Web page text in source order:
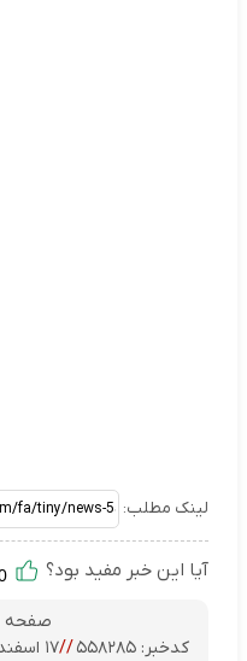
لینک مطلب:
آیا این خبر مفید بود؟
صفحه
کدخبر: ۵۵۸۲۸۵ //۱۷ اسفند ۱۴۰۴